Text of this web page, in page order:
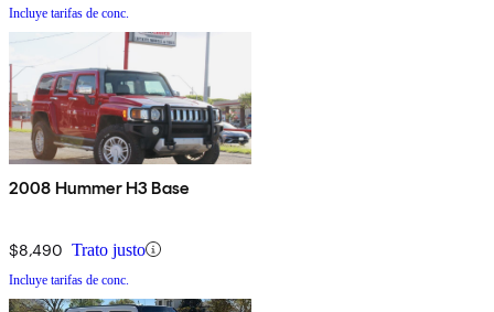
Incluye tarifas de conc.
2008 Hummer H3 Base
$8,490 Trato justo
Incluye tarifas de conc.